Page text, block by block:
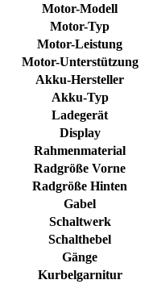
Motor-Modell
Motor-Typ
Motor-Leistung
Motor-Unterstützung
Akku-Hersteller
Akku-Typ
Ladegerät
Display
Rahmenmaterial
Radgröße Vorne
Radgröße Hinten
Gabel
Schaltwerk
Schalthebel
Gänge
Kurbelgarnitur